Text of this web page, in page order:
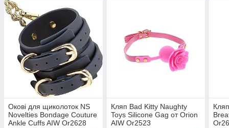
Окові для щиколоток NS
Novelties Bondage Couture
Ankle Cuffs AIW Or2628
Кляп Bad Kitty Naughty
Toys Silicone Gag от Orion
AIW Or2523